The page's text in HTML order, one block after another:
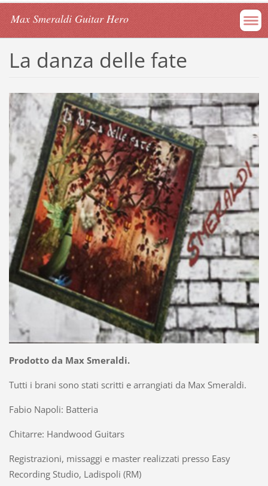
Max Smeraldi Guitar Hero
La danza delle fate
Prodotto da Max Smeraldi.
Tutti i brani sono stati scritti e arrangiati da Max Smeraldi.
Fabio Napoli: Batteria
Chitarre: Handwood Guitars
Registrazioni, missaggi e master realizzati presso Easy
Recording Studio, Ladispoli (RM)